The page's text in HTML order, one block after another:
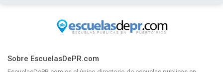
Sobre EscuelasDePR.com